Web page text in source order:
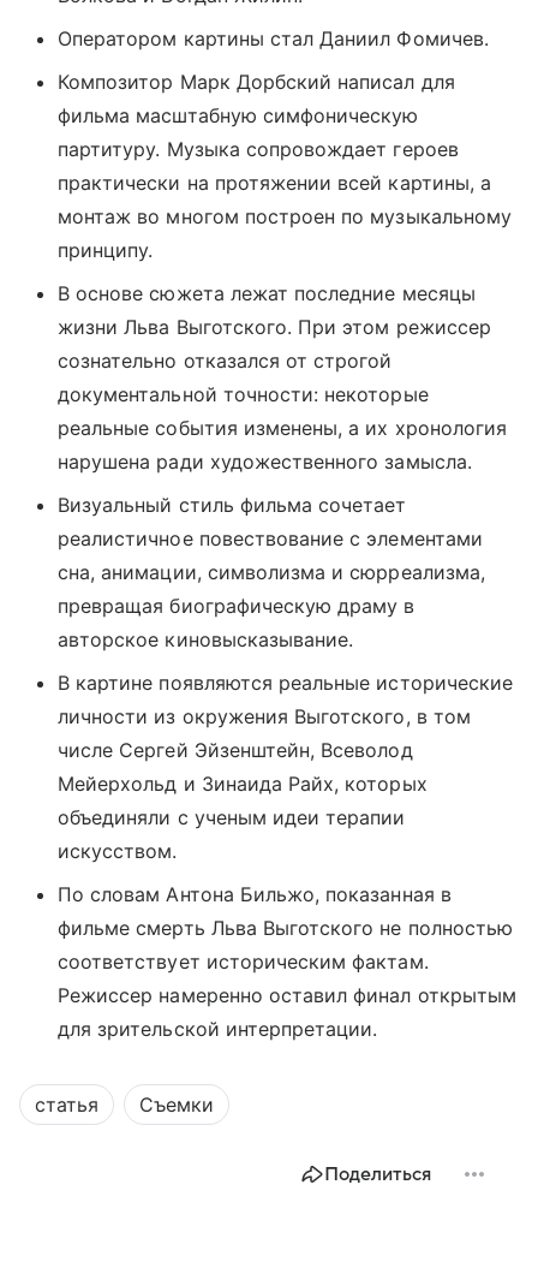
Оператором картины стал Даниил Фомичев.
Композитор Марк Дорбский написал для
фильма масштабную симфоническую
партитуру. Музыка сопровождает героев
практически на протяжении всей картины, а
монтаж во многом построен по музыкальному
принципу.
В основе сюжета лежат последние месяцы
жизни Льва Выготского. При этом режиссер
сознательно отказался от строгой
документальной точности: некоторые
реальные события изменены, а их хронология
нарушена ради художественного замысла.
Визуальный стиль фильма сочетает
реалистичное повествование с элементами
сна, анимации, символизма и сюрреализма,
превращая биографическую драму в
авторское киновысказывание.
В картине появляются реальные исторические
личности из окружения Выготского, в том
числе Сергей Эйзенштейн, Всеволод
Мейерхольд и Зинаида Райх, которых
объединяли с ученым идеи терапии
искусством.
По словам Антона Бильжо, показанная в
фильме смерть Льва Выготского не полностью
соответствует историческим фактам.
Режиссер намеренно оставил финал открытым
для зрительской интерпретации.
статья Съемки
Поделиться